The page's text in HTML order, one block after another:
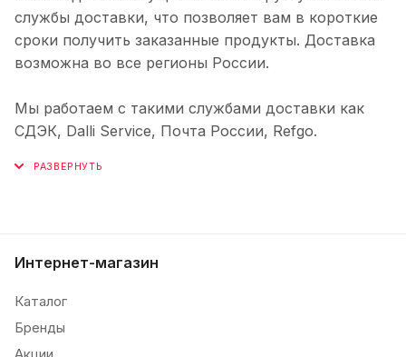
службы доставки, что позволяет вам в короткие
сроки получить заказанные продукты. Доставка
возможна во все регионы России.
Мы работаем с такими службами доставки как
СДЭК, Dalli Service, Почта России, Refgo.
Интернет-магазин
Каталог
Бренды